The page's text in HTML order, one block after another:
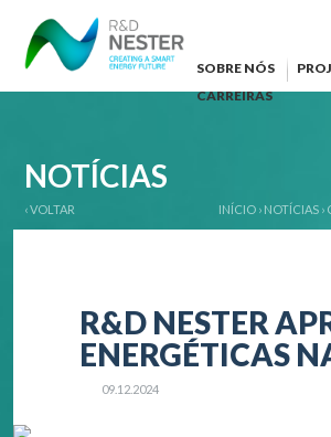
SOBRE NÓS
CARREIRAS
NOTÍCIAS
‹ VOLTAR INÍCIO › NOTÍCIAS ›
R&D NESTER
ENERGÉTICAS
09.12.2024